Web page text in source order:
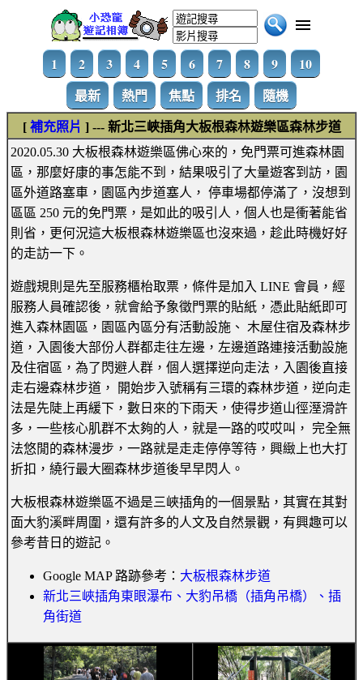
1 2 3 4 5 6 7 8 9
10
最新
熱門 焦點 排名 隨機
[ 補充照片 ] --- 新北三峽插角大板根森林遊樂區森林步道
2020.05.30 大板根森林遊樂區佛心來的，免門票可進森林園
區，那麼好康的事怎能不到，結果吸引了大量遊客到訪，園
區外道路塞車，園區內步道塞人， 停車場都停滿了，沒想到
區區 250 元的免門票，是如此的吸引人，個人也是衝著能省
則省，更何況這大板根森林遊樂區也沒來過，趁此時機好好
的走訪一下。
遊戲規則是先至服務櫃枱取票，條件是加入 LINE 會員，經
服務人員確認後，就會給予象徵門票的貼紙，憑此貼紙即可
進入森林園區，園區內區分有活動設施、 木屋住宿及森林步
道，入園後大部份人群都走往左邊，左邊道路連接活動設施
及住宿區，為了閃避人群，個人選擇逆向走法，入園後直接
走右邊森林步道， 開始步入號稱有三環的森林步道，逆向走
法是先陡上再緩下，數日來的下雨天，使得步道山徑溼滑許
多，一些核心肌群不太夠的人，就是一路的哎哎叫， 完全無
法悠閒的森林漫步，一路就是走走停停等待，興緻上也大打
折扣，繞行最大圈森林步道後早早閃人。
大板根森林遊樂區不過是三峽插角的一個景點，其實在其對
面大豹溪畔周圍，還有許多的人文及自然景觀，有興趣可以
參考昔日的遊記。
Google MAP 路跡參考： 大板根森林步道
新北三峽插角東眼瀑布、大豹吊橋（插角吊橋）、插
角街道